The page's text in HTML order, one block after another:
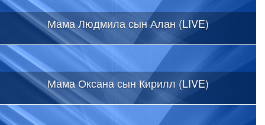
Мама Людмила сын Алан (LIVE)
Мама Оксана сын Кирилл (LIVE)